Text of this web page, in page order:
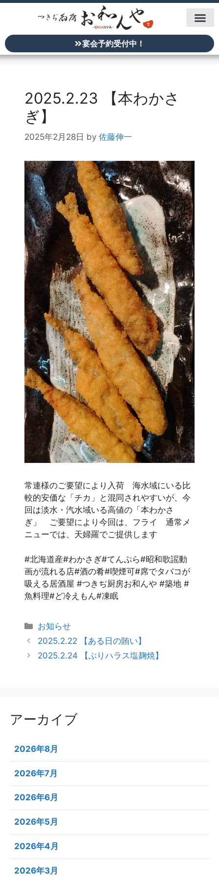
宴会予約受付中！
2025.2.23 【本わかさ
ぎ】
2025年2月28日 by 佐藤伸一
常連様のご要望により入荷 海水域にいる比
較的安価な「チカ」と混同されやすいが、今
回は淡水・汽水域いる高値の「本わかさ
ぎ」 ご要望により今回は、フライ 通常メ
ニューでは、天婦羅でご提供します
#北海道産#わかさぎ#てんぷら#昭和歌謡動
画が流れる店#酒の肴#喫煙可#席でタバコが
吸える居酒屋 #つきぢ厨房お和んや #築地 #
魚料理#ど冷えもん#凍眠
お知らせ
2025.2.22 【ある日の賄い】
2025.2.24 【ぶりハラス塩麹焼】
アーカイブ
2026年8月
2026年7月
2026年6月
2026年5月
2026年4月
2026年3月